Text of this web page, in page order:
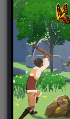
3DS
PC
PS VITA
PS3
PS4
PSP
Wii
Wiiu